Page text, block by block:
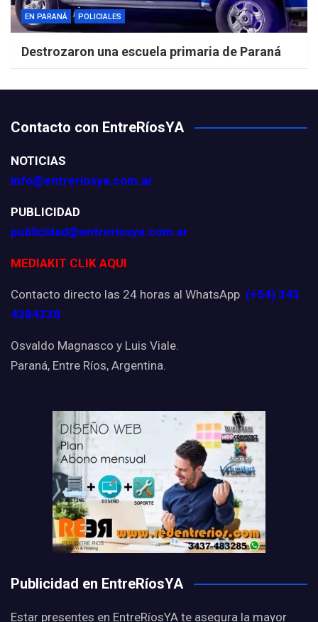
EN PARANÁ POLICIALES
Destrozaron una escuela primaria de Paraná
Contacto con EntreRíosYA
NOTICIAS
info@entreriosya.com.ar
PUBLICIDAD
publicidad@entreriosya.com.ar
MEDIAKIT CLIK AQUI
Contacto directo las 24 horas al WhatsApp (+54) 343
4384338
Osvaldo Magnasco y Luis Viale.
Paraná, Entre Ríos, Argentina.
Publicidad en EntreRíosYA
Estar presentes en EntreRíosYA te asegura la mayor